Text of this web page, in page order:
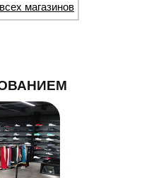
магазинов